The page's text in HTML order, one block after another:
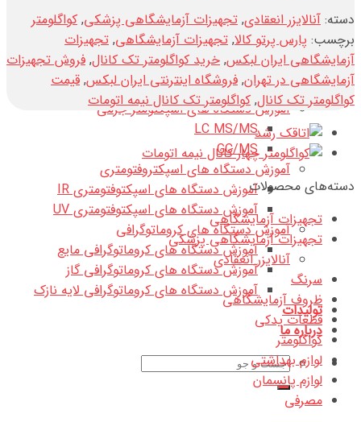
تماس با ما
آموزش آنالیز دستگاهی
آموزش الکتروشیمی
آموزش الکتروشیمی در محیط های آبی
آموزش الکتروشیمی در محیط های غیر آبی
آموزش دستگاه های اسپکتومتر جرمی
LC MS/MS
GC/MS
آموزش دستگاه های اسپکتروفتومتری
آموزش دستگاه های اسپکتوفتومتری IR
آموزش دستگاه های اسپکتوفتومتری UV
آموزش دستگاه های کروماتوگرافی
آموزش دستگاه های کروماتوگرافی مایع
آموزش دستگاه های کروماتوگرافی گاز
آموزش دستگاه های کروماتوگرافی لایه نازک
تولیدات
درباره ما
جستجو
برای:
دسته: آنالایزر انعقادی, تجهیزات آزمایشگاهی پزشکی, کواگلومتر
برچسب: پارس پرتو کالا, تجهیزات آزمایشگاهی, تجهیزات
آزمایشگاهی ایران لبکس, خرید کواگلومتر تک کانال, فروش تجهیزات
آزمایشگاهی در تهران, فروشگاه اینترنتی ایران لبکس, قیمت
کواگلومتر تک کانال, کواگلومتر تک کانال نیمه اتومات
دسته‌های محصولات
تجهیزات آزمایشگاهی
تجهیزات آزمایشگاهی پزشکی
آنالایزر انعقادی
سرنگ
ظروف آزمایشگاهی
قطعات یدکی
کواگلومتر
لوازم بهداشتی
لوازم پانسمان
مصرفی